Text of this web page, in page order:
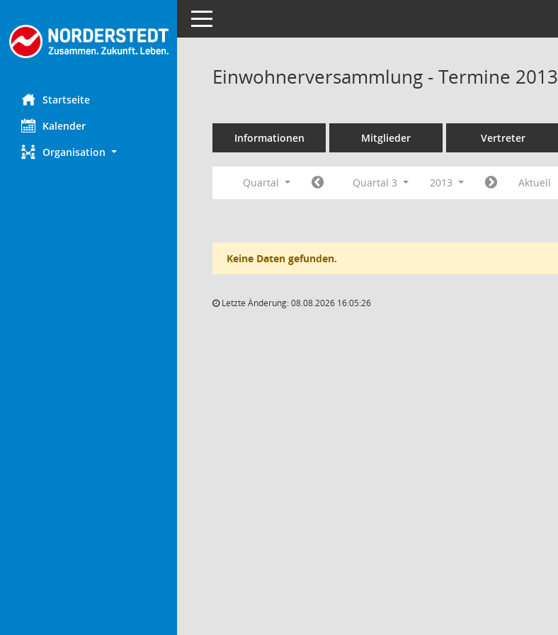
Startseite
Kalender
Organisation
Toggle navigation
Einwohnerversammlung - Termine 2013
Informationen Mitglieder Vertreter
Quartal Quartal 3 2013 Aktuell
Keine Daten gefunden.
Letzte Änderung: 08.08.2026 16:05:26